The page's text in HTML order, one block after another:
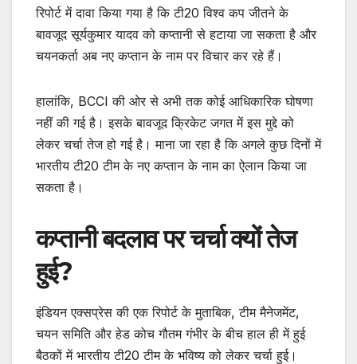
रिपोर्ट में दावा किया गया है कि टी20 विश्व कप जीतने के
बावजूद सूर्यकुमार यादव को कप्तानी से हटाया जा सकता है और
चयनकर्ता अब नए कप्तान के नाम पर विचार कर रहे हैं।
हालांकि, BCCI की ओर से अभी तक कोई आधिकारिक घोषणा
नहीं की गई है। इसके बावजूद क्रिकेट जगत में इस मुद्दे को
लेकर चर्चा तेज हो गई है। माना जा रहा है कि अगले कुछ दिनों में
भारतीय टी20 टीम के नए कप्तान के नाम का ऐलान किया जा
सकता है।
कप्तानी बदलाव पर चर्चा क्यों तेज
हुई?
इंडियन एक्सप्रेस की एक रिपोर्ट के मुताबिक, टीम मैनेजमेंट,
चयन समिति और हेड कोच गौतम गंभीर के बीच हाल ही में हुई
बैठकों में भारतीय टी20 टीम के भविष्य को लेकर चर्चा हुई।